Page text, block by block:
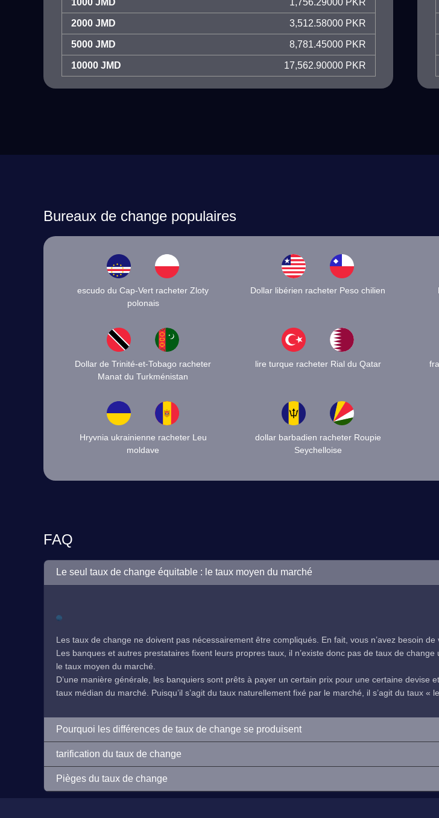
1000 JMD 1,756.29000 PKR
2000 JMD 3,512.58000 PKR
5000 JMD 8,781.45000 PKR
10000 JMD 17,562.90000 PKR
Bureaux de change populaires
escudo du Cap-Vert racheter Zloty
polonais
Dollar libérien racheter Peso chilien
Dollar de Trinité-et-Tobago racheter
Manat du Turkménistan
lire turque racheter Rial du Qatar
Hryvnia ukrainienne racheter Leu
moldave
dollar barbadien racheter Roupie
Seychelloise
FAQ
Le seul taux de change équitable : le taux moyen du marché
Les taux de change ne doivent pas nécessairement être compliqués. En fait, vous n’avez besoin
Les banques et autres prestataires fixent leurs propres taux, il n’existe donc pas de taux de
le taux moyen du marché.
D’une manière générale, les banquiers sont prêts à payer un certain prix pour une certaine
taux médian du marché. Puisqu’il s’agit du taux naturellement fixé par le marché, il s’agit du taux «
Pourquoi les différences de taux de change se produisent
tarification du taux de change
Pièges du taux de change